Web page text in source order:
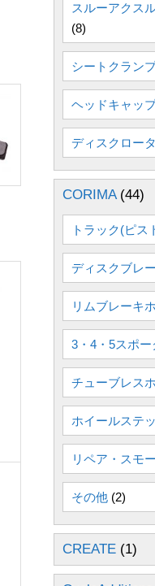
スルーアクス
(8)
シートクラン
ヘッドキャッ
ディスクロー
CORIMA(44)
トラック(ピス
ディスクブレ
リムブレーキ
3・4・5スポー
チューブレス
ホイールステ
リペア・スモ
その他 (2)
CREATE (1)